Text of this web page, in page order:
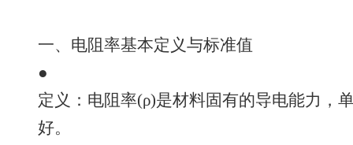
一、电阻率基本定义与标准值
●
定义：电阻率(ρ)是材料固有的导电能力，
好。